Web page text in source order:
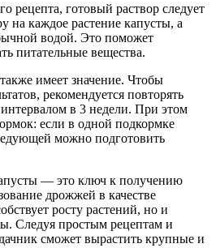
рецепта, готовый раствор следует
на каждое растение капусты, а
водой. Это поможет
питательные вещества.
имеет значение. Чтобы
рекомендуется повторять
в 3 недели. При этом
если в одной подкормке
можно подготовить
— это ключ к получению
дрожжей в качестве
росту растений, но и
Следуя простым рецептам и
сможет вырастить крупные и